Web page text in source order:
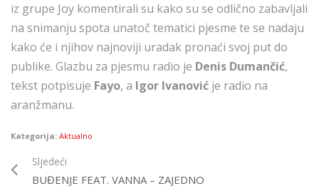
iz grupe Joy komentirali su kako su se odlično zabavljali
na snimanju spota unatoč tematici pjesme te se nadaju
kako će i njihov najnoviji uradak pronaći svoj put do
publike. Glazbu za pjesmu radio je Denis Dumančić,
tekst potpisuje Fayo, a Igor Ivanović je radio na
aranžmanu.
Kategorija: Aktualno
Sljedeći
BUĐENJE FEAT. VANNA – ZAJEDNO